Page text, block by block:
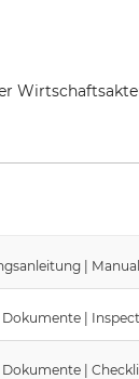
|
|
|